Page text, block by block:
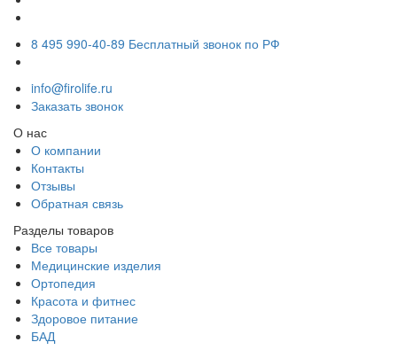
8 495 990-40-89 Бесплатный звонок по РФ
info@firolife.ru
Заказать звонок
О нас
О компании
Контакты
Отзывы
Обратная связь
Разделы товаров
Все товары
Медицинские изделия
Ортопедия
Красота и фитнес
Здоровое питание
БАД